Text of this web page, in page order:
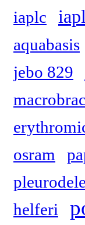
iaplc
aquabasis
jebo 829
osram
helferi